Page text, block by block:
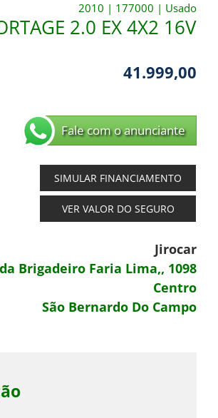
2010 | 177000 | Usado
2.0 EX 4X2 16V
41.999,00
Fale com o anunciante
SIMULAR FINANCIAMENTO
VER VALOR DO SEGURO
Jirocar
Brigadeiro Faria Lima,, 1098
Centro
São Bernardo Do Campo